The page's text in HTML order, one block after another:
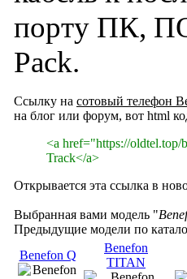
порту ПК,
Pack.
Ссылку на сотовый телефон
на блог или форум, вот html
<a href="https://
Track</a>
Открывается эта ссылка в
Выбранная вами модель "
Предыдущие модели по
Benefon Q
Benefon
TITAN